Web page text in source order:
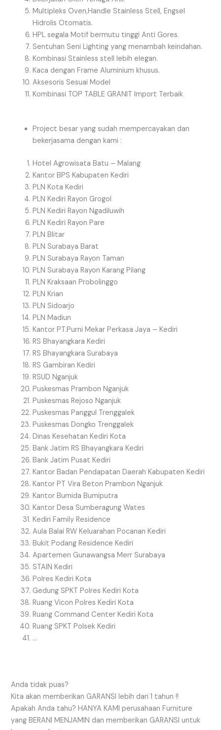
Multipleks Oven,Handle Stainless Stell, Engsel
Hidrolis Otomatis.
HPL segala Motif bermutu tinggi Anti Gores.
Sentuhan Seni Lighting yang menambah keindahan.
Kombinasi Stainless stell lebih elegan.
Kaca dengan Frame Aluminium khusus.
Aksesoris Sesuai Model
Kombinasi TOP TABLE GRANIT Import Terbaik
Project besar yang sudah mempercayakan dan
bekerjasama dengan kami :
Hotel Agrowisata Batu – Malang
Kantor BPS Kabupaten Kediri
PLN Kota Kediri
PLN Kediri Rayon Grogol
PLN Kediri Rayon Ngadiluwih
PLN Kediri Rayon Pare
PLN Blitar
PLN Surabaya Barat
PLN Surabaya Rayon Taman
PLN Surabaya Rayon Karang Pilang
PLN Kraksaan Probolinggo
PLN Krian
PLN Sidoarjo
PLN Madiun
Kantor PT.Purni Mekar Perkasa Jaya – Kediri
RS Bhayangkara Kediri
RS Bhayangkara Surabaya
RS Gambiran Kediri
RSUD Nganjuk
Puskesmas Prambon Nganjuk
Puskesmas Rejoso Nganjuk
Puskesmas Panggul Trenggalek
Puskesmas Dongko Trenggalek
Dinas Kesehatan Kediri Kota
Bank Jatim RS Bhayangkara Kediri
Bank Jatim Pusat Kediri
Kantor Badan Pendapatan Daerah Kabupaten Kediri
Kantor PT Vira Beton Prambon Nganjuk
Kantor Bumida Bumiputra
Kantor Desa Sumberagung Wates
Kediri Family Residence
Aula Balai RW Keluarahan Pocanan Kediri
Bukit Podang Residence Kediri
Apartemen Gunawangsa Merr Surabaya
STAIN Kediri
Polres Kediri Kota
Gedung SPKT Polres Kediri Kota
Ruang Vicon Polres Kediri Kota
Ruang Command Center Kediri Kota
Ruang SPKT Polsek Kediri
…
Anda tidak puas?
Kita akan memberikan GARANSI lebih dari 1 tahun !!
Apakah Anda tahu? HANYA KAMI perusahaan Furniture
yang BERANI MENJAMIN dan memberikan GARANSI untuk